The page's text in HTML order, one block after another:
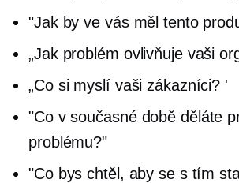
"Jak by ve vás měl tento
„Jak problém ovlivňuje vaši
„Co si myslí vaši zákazníci? '
"Co v současné době děláte
problému?"
"Co bys chtěl, aby se s tím